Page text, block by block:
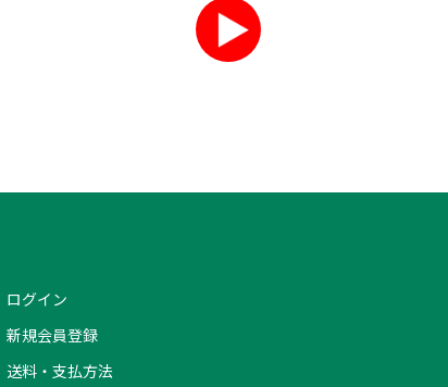
ログイン
新規会員登録
送料・支払方法